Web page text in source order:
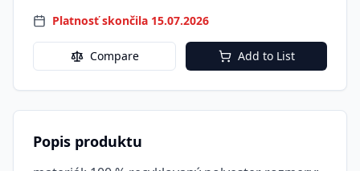
Platnosť skončila 15.07.2026
Compare Add to List
Popis produktu